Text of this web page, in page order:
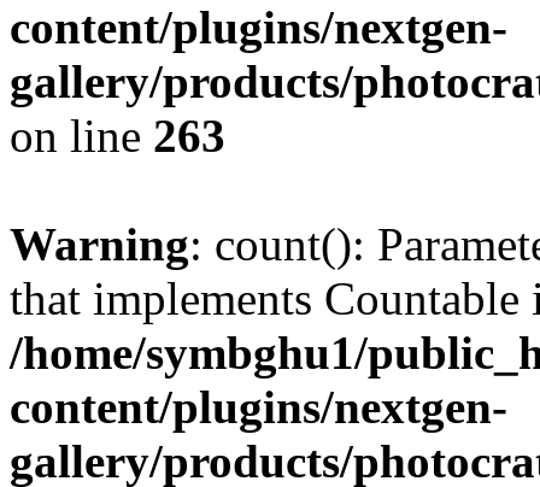
content/plugins/nextgen-
gallery/products/
on line 263
Warning: count():
that implements Countable
/home/symbghu1/
content/plugins/nextgen-
gallery/products/